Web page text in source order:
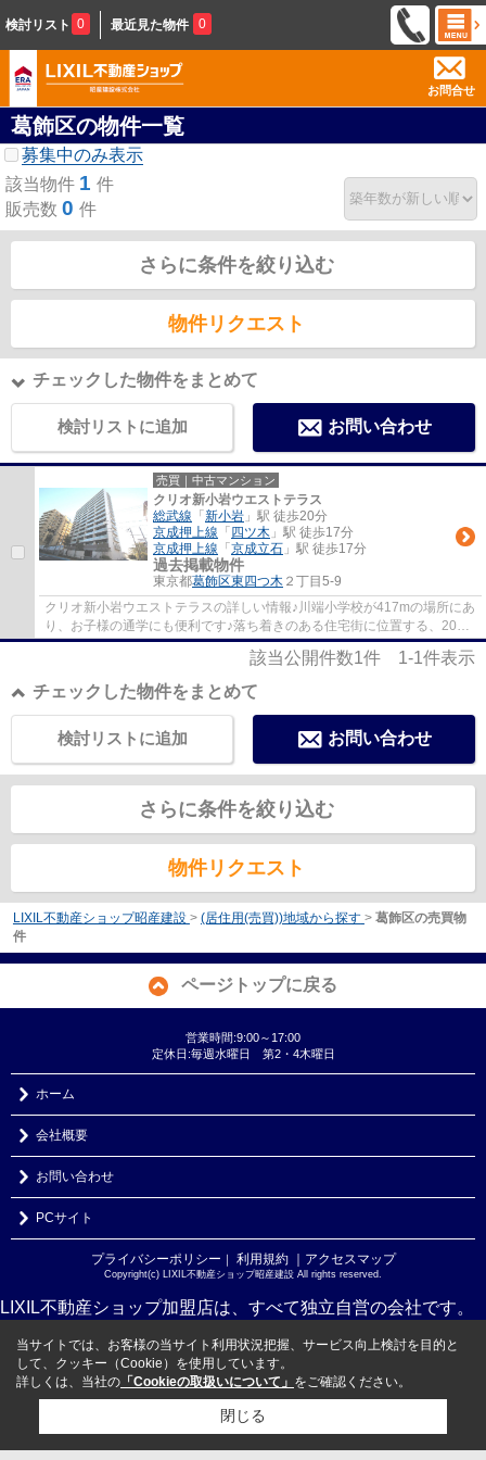
検討リスト 0 最近見た物件 0
お問合せ
葛飾区の物件一覧
募集中のみ表示
該当物件 1 件
販売数 0 件
さらに条件を絞り込む
物件リクエスト
チェックした物件をまとめて
検討リストに追加 お問い合わせ
売買｜中古マンション
クリオ新小岩ウエストテラス
総武線 「 新小岩 」駅 徒歩20分
京成押上線 「 四ツ木 」駅 徒歩17分
京成押上線 「 京成立石 」駅 徒歩17分
過去掲載物件
東京都葛飾区東四つ木 ２丁目5-9
クリオ新小岩ウエストテラスの詳しい情報♪川端小学校が417mの場所にあ
り、お子様の通学にも便利です♪落ち着きのある住宅街に位置する、2014
年2月築の物件です♪14階建ての建物もお探し...
該当公開件数1件 1-1件表示
チェックした物件をまとめて
お問い合わせ
検討リストに追加
さらに条件を絞り込む
物件リクエスト
LIXIL不動産ショップ昭産建設 > (居住用(売買))地域から探す > 葛飾区の売買物
件
ページトップに戻る
営業時間:9:00～17:00
定休日:毎週水曜日 第2・4木曜日
ホーム
会社概要
お問い合わせ
PCサイト
プライバシーポリシー ｜ 利用規約 ｜アクセスマップ
Copyright(c) LIXIL不動産ショップ昭産建設 All rights reserved.
LIXIL不動産ショップ加盟店は、すべて独立自営の会社です。
当サイトでは、お客様の当サイト利用状況把握、サービス向上検討を目的と
して、クッキー（Cookie）を使用しています。
詳しくは、当社の 「Cookieの取扱いについて」 をご確認ください。
閉じる